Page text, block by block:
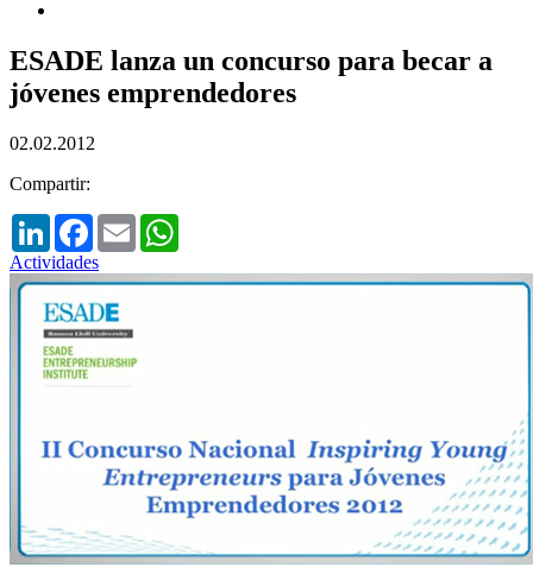
ESADE lanza un concurso para becar a
jóvenes emprendedores
02.02.2012
Compartir:
LinkedInFacebook
Email
Actividades